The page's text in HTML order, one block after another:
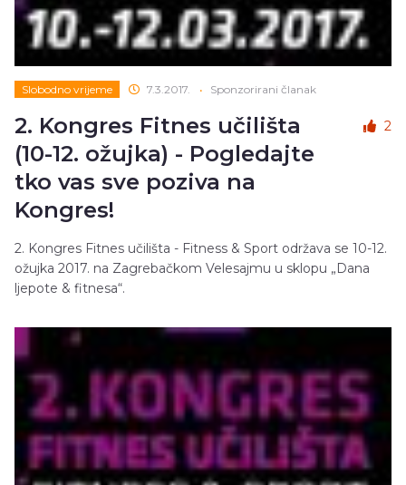
Slobodno vrijeme 7.3.2017. • Sponzorirani članak
2. Kongres Fitnes učilišta
(10-12. ožujka) - Pogledajte
tko vas sve poziva na
Kongres!
2
2. Kongres Fitnes učilišta - Fitness & Sport održava se 10-12.
ožujka 2017. na Zagrebačkom Velesajmu u sklopu „Dana
ljepote & fitnesa“.